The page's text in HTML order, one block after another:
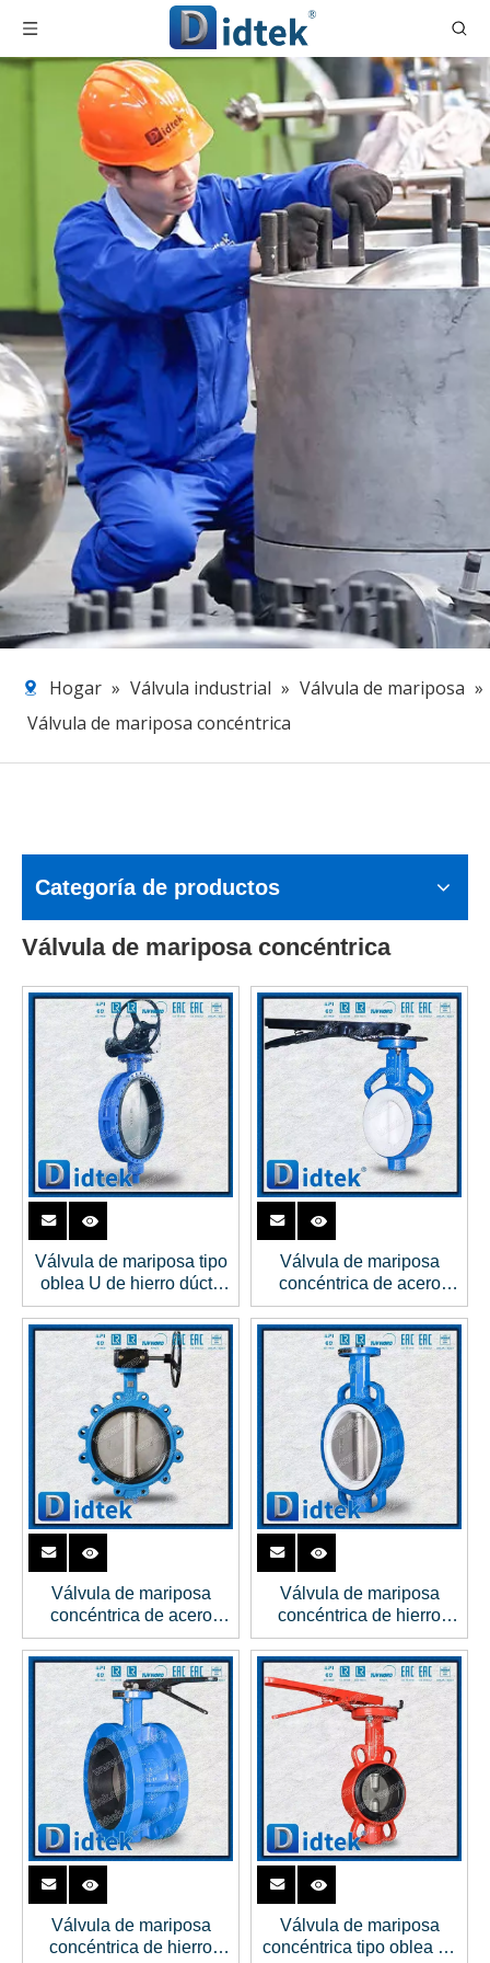
Hogar » Válvula industrial » Válvula de mariposa »
Válvula de mariposa concéntrica
Categoría de productos
Válvula de mariposa concéntrica
Válvula de mariposa tipo
oblea U de hierro dúctil
con asiento de EPDM
Válvula de mariposa
concéntrica de acero
inoxidable
Válvula de mariposa
concéntrica de acero
fundido
Válvula de mariposa
concéntrica de hierro
dúctil GGG40 con sellado
de PTFE
Válvula de mariposa
concéntrica de hierro
Válvula de mariposa
concéntrica tipo oblea de